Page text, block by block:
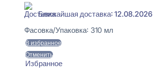
Ближайшая доставка: 12.08.2026
Фасовка/Упаковка: 310 мл
В избранное
Отменить
Избранное